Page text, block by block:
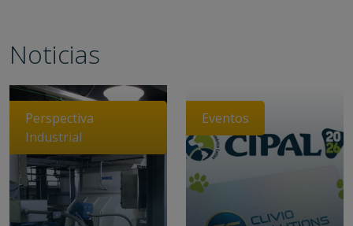
Noticias
Perspectiva
Industrial
Eventos